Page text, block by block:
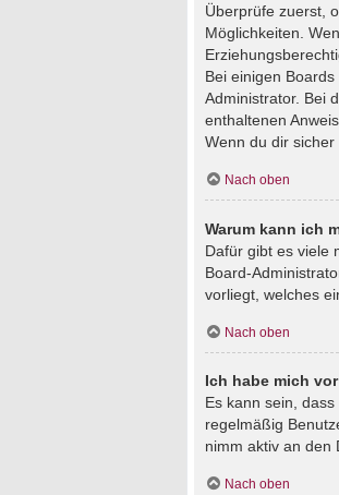
Überprüfe zuerst,
Möglichkeiten.
Bei einigen
Administrator. Bei
enthaltenen
Wenn du dir
Nach oben
Warum kann ich
Dafür gibt es viele
Board-
vorliegt, welches
Nach oben
Ich habe mich
Es kann sein,
regelmäßig
nimm aktiv an den
Nach oben